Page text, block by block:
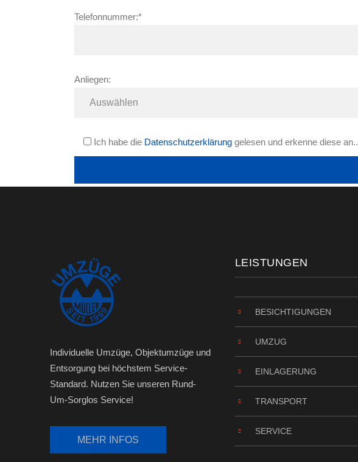
Telefonnummer:*
Anliegen:
Ich habe die Datenschutzerklärung gelesen und erkenne diese an..
Individuelle Umzüge, Objektumzüge und
Entsorgung bei höchstem Service-
Standard. Nutzen Sie unseren Rund-
Um-Sorglos Service!
LEISTUNGEN
BESICHTIGUNGEN
UMZUG
EINLAGERUNG
TRANSPORT
SERVICE